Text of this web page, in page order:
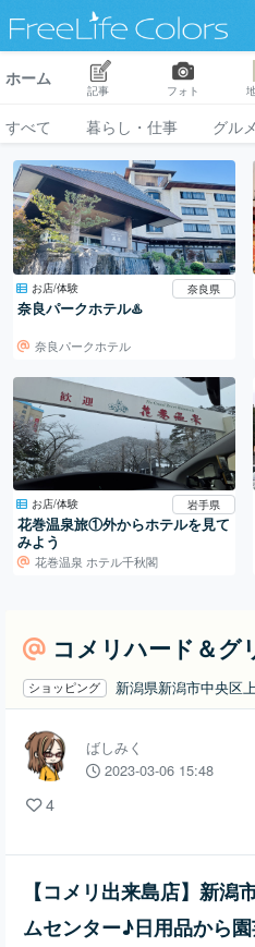
ホーム
記事 フォト
すべて 暮らし・仕事 グル
お店/体験 奈良県
奈良パークホテル♨️
奈良パークホテル
お店/体験 岩手県
花巻温泉旅①外からホテルを見て
みよう
花巻温泉 ホテル千秋閣
コメリハード＆グ
ショッピング 新潟県新潟市中央区
ばしみく
2023-03-06 15:48
4
【コメリ出来島店】新潟
ムセンター♪日用品から